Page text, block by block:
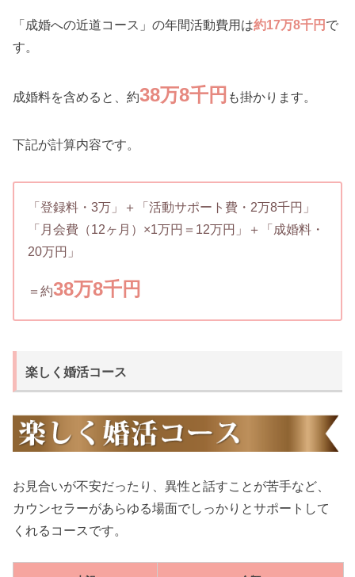
「成婚への近道コース」の年間活動費用は約17万8千円 で
す。
成婚料を含めると、約38万8千円 も掛かります。
下記が計算内容です。
「登録料・3万」＋「活動サポート費・2万8千円」
「月会費（12ヶ月）×1万円＝12万円」＋「成婚料・
20万円」
＝約38万8千円
楽しく婚活コース
お見合いが不安だったり、異性と話すことが苦手など、
カウンセラーがあらゆる場面でしっかりとサポートして
くれるコースです。